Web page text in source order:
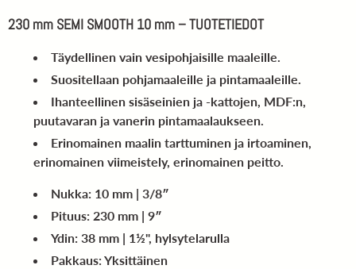
230 mm SEMI SMOOTH 10 mm – TUOTETIEDOT
Täydellinen vain vesipohjaisille maaleille.
Suositellaan pohjamaaleille ja pintamaaleille.
Ihanteellinen sisäseinien ja -kattojen, MDF:n,
puutavaran ja vanerin pintamaalaukseen.
Erinomainen maalin tarttuminen ja irtoaminen,
erinomainen viimeistely, erinomainen peitto.
Nukka: 10 mm | 3/8″
Pituus: 230 mm | 9″
Ydin: 38 mm | 1½", hylsytelarulla
Pakkaus: Yksittäinen